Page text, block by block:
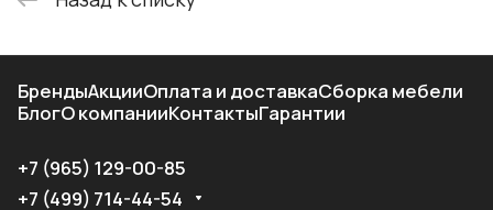
БрендыАкцииОплата и доставкаСборка мебели
БлогО компанииКонтактыГарантии
+7 (965) 129-00-85
+7 (499) 714-44-54